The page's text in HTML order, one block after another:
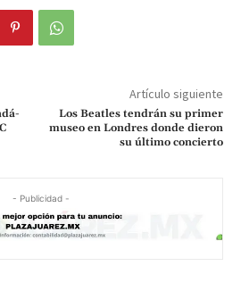
Artículo siguiente
Los Beatles tendrán su primer
museo en Londres donde dieron
su último concierto
- Publicidad -